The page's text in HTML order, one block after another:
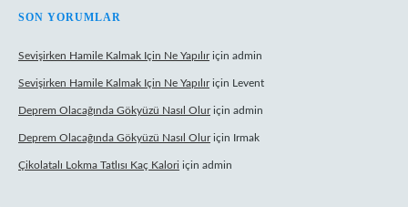
SON YORUMLAR
Sevişirken Hamile Kalmak Için Ne Yapılıriçin admin
Sevişirken Hamile Kalmak Için Ne Yapılıriçin Levent
Deprem Olacağında Gökyüzü Nasıl Oluriçin admin
Deprem Olacağında Gökyüzü Nasıl Oluriçin Irmak
Çikolatalı Lokma Tatlısı Kaç Kalori için admin